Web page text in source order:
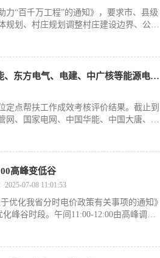
力“百千万工程”的通知》，要求市、县级
规划、村庄规划调整村庄建设边界、公共
村振兴、基础设施、科教文体卫以及具有
最高等次！中核、国网、华能、大唐、华电、三峡、国能、东方电气、电建、中广核等能源电力企业……
定点帮扶工作成效考核评价结果。截止到
网、国家电网、中国华能、中国大唐、中
广核等获评最高等次。让我们来看看他们
高峰变低谷
2025-07-08 11:01:53
优化我省分时电价政策有关事项的通知》
峰谷时段。午间11:00-12:00由高峰调整
为低谷，预计可释放电力需求300万千瓦;